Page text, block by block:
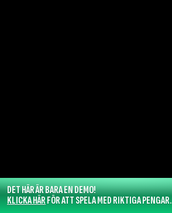
DET HÄR ÄR BARA EN DEMO!
KLICKA HÄRFÖR ATT SPELA MED RIKTIGA PENGAR.